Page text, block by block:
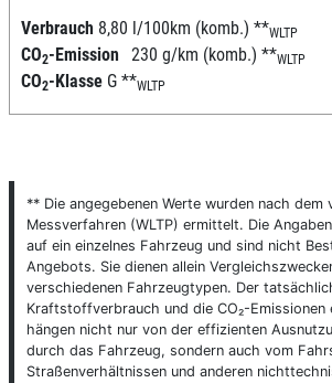
Verbrauch 8,80 l/100km (komb.) **WLTP
CO2-Emission 230 g/km (komb.) **WLTP
CO2-Klasse G **WLTP
** Die angegebenen Werte wurden nach dem
Messverfahren (WLTP) ermittelt. Die
auf ein einzelnes Fahrzeug und sind nicht
Angebots. Sie dienen allein
verschiedenen Fahrzeugtypen. Der
Kraftstoffverbrauch und die CO₂-Emissionen
hängen nicht nur von der effizienten
durch das Fahrzeug, sondern auch vom
Straßenverhältnissen und anderen